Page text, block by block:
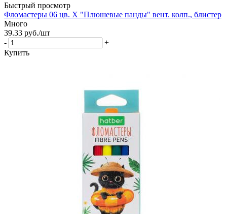
Быстрый просмотр
Фломастеры 06 цв. Х "Плюшевые панды" вент. колп., блистер
Много
39.33 руб./шт
-
+
Купить